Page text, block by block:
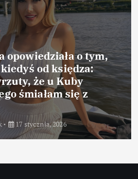
opowiedziała o tym,
kiedyś od księdza:
że u Kuby
śmiałam się z
17 stycznia, 2026